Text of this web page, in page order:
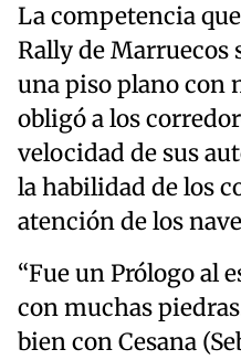
La competencia
Rally de Marruecos
una piso plano con
obligó a los
velocidad de sus
la habilidad de los
atención de los
“Fue un Prólogo al
con muchas
bien con Cesana